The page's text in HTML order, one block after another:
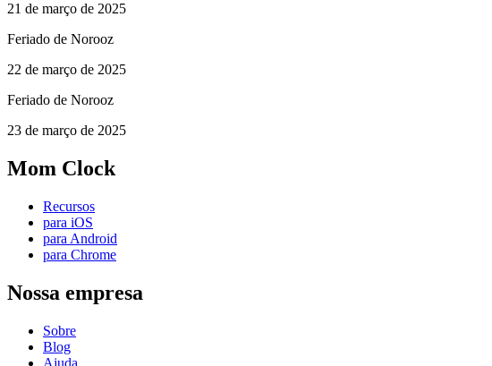
21 de março de 2025
Feriado de Norooz
22 de março de 2025
Feriado de Norooz
23 de março de 2025
Mom Clock
Recursos
para iOS
para Android
para Chrome
Nossa empresa
Sobre
Blog
Ajuda